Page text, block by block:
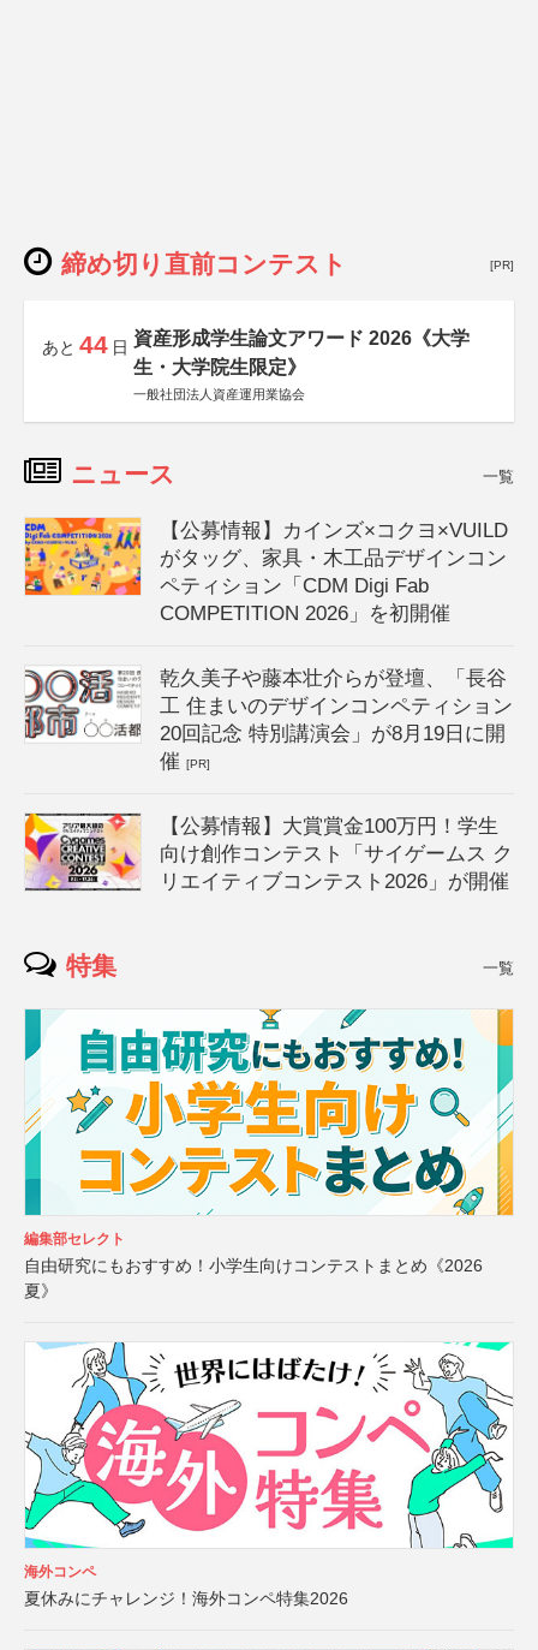
締め切り直前コンテスト [PR]
あと 44 日 資産形成学生論文アワード 2026《大学
生・大学院生限定》
一般社団法人資産運用業協会
ニュース 一覧
【公募情報】カインズ×コクヨ×VUILD
がタッグ、家具・木工品デザインコン
ペティション「CDM Digi Fab
COMPETITION 2026」を初開催
乾久美子や藤本壮介らが登壇、「長谷
工 住まいのデザインコンペティション
20回記念 特別講演会」が8月19日に開
催[PR]
【公募情報】大賞賞金100万円！学生
向け創作コンテスト「サイゲームス ク
リエイティブコンテスト2026」が開催
特集 一覧
編集部セレクト
自由研究にもおすすめ！小学生向けコンテストまとめ《2026
夏》
海外コンペ
夏休みにチャレンジ！海外コンペ特集2026